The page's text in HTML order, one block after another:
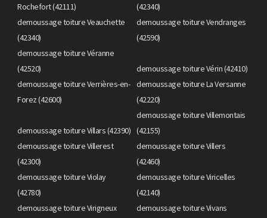
Rochefort (42111)
(42340)
demoussage toiture Veauchette
(42340)
demoussage toiture Vendranges
(42590)
demoussage toiture Véranne
(42520)
demoussage toiture Vérin (42410)
demoussage toiture Verrières-en-
Forez (42600)
demoussage toiture La Versanne
(42220)
demoussage toiture Villars (42390)
demoussage toiture Villemontais
(42155)
demoussage toiture Villerest
(42300)
demoussage toiture Villers
(42460)
demoussage toiture Violay
(42780)
demoussage toiture Viricelles
(42140)
demoussage toiture Virigneux
demoussage toiture Vivans